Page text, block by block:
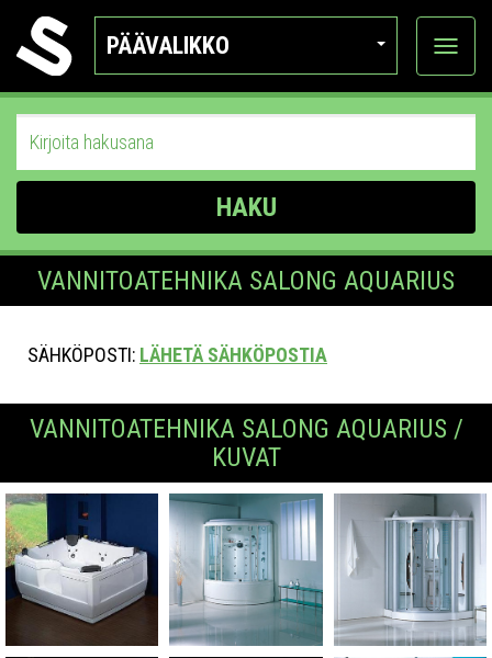
PÄÄVALIKKO
Näytä
HAKU
VANNITOATEHNIKA SALONG AQUARIUS
SÄHKÖPOSTI: LÄHETÄ SÄHKÖPOSTIA
VANNITOATEHNIKA SALONG AQUARIUS /
KUVAT